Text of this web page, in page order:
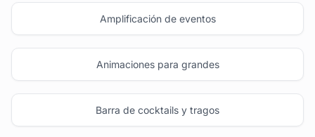
Amplificación de eventos
Animaciones para grandes
Barra de cocktails y tragos